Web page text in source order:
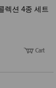
렉션 4종 세트